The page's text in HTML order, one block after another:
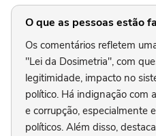
O que as pessoas estão
Os comentários refletem
"Lei da Dosimetria", com
legitimidade, impacto no
político. Há indignação com
e corrupção, especialmente
políticos. Além disso,